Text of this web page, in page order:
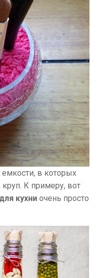
емкости, в которых
К примеру, вот
кухни очень просто